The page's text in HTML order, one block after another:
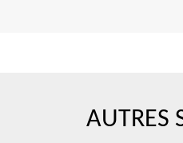
AUTRES